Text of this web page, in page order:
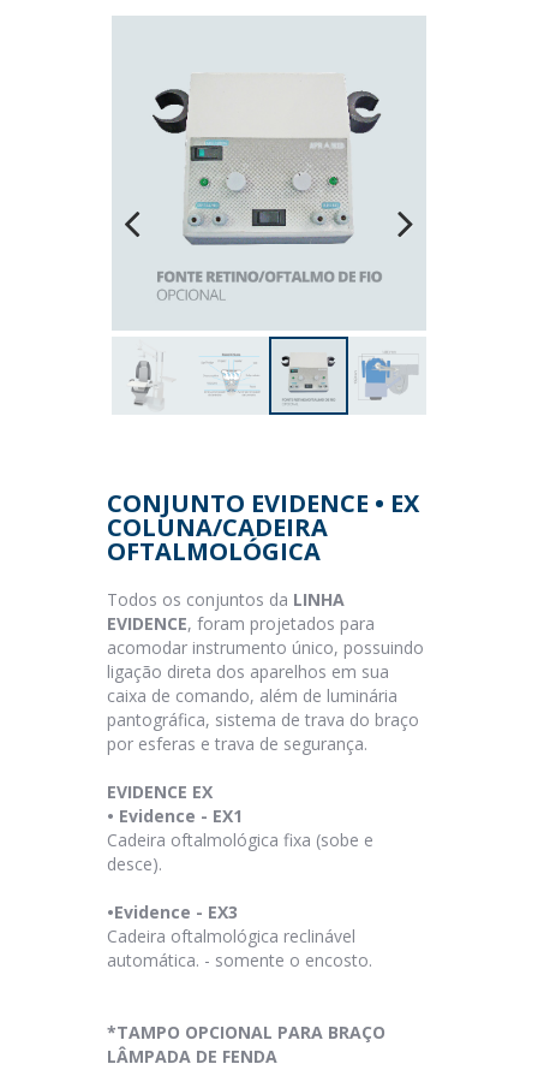
Previous Next
CONJUNTO EVIDENCE • EX
COLUNA/CADEIRA
OFTALMOLÓGICA
Todos os conjuntos da LINHA
EVIDENCE, foram projetados para
acomodar instrumento único, possuindo
ligação direta dos aparelhos em sua
caixa de comando, além de luminária
pantográfica, sistema de trava do braço
por esferas e trava de segurança.
EVIDENCE EX
• Evidence - EX1
Cadeira oftalmológica fixa (sobe e
desce).
•Evidence - EX3
Cadeira oftalmológica reclinável
automática. - somente o encosto.
*TAMPO OPCIONAL PARA BRAÇO
LÂMPADA DE FENDA